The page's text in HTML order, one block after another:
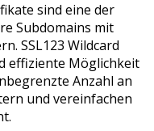
sind eine der
Subdomains mit
SSL123 Wildcard
effiziente Möglichkeit
Anzahl an
und vereinfachen